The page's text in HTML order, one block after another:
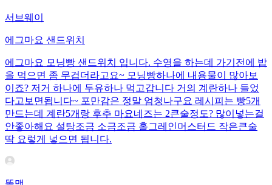
서브웨이
에그마요 샌드위치
에그마요 모닝빵 샌드위치 입니다. 수영을 하는데 가기전에 밥
을 먹으면 좀 무겁더라고요~ 모닝빵하나에 내용물이 많아보
이죠? 저거 하나에 두유하나 먹고갑니다 거의 계란하나 들었
다고보면됩니다~ 포만감은 정말 엄청나구요 레시피는 빵5개
만드는데 계란5개랑 후추 마요네즈는 2큰술정도? 많이넣는걸
안좋아해요 설탕조금 소금조금 홀그레인머스터드 작은큰술
딱 요렇게 넣으면 됩니다.